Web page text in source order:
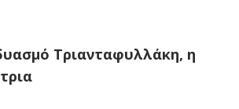
Τριανταφυλλάκη, η